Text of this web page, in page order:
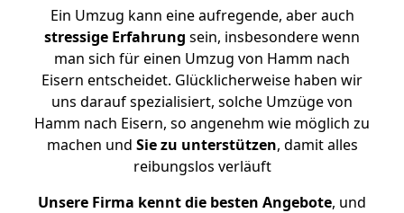
Ein Umzug kann eine aufregende, aber auch
stressige Erfahrung sein, insbesondere wenn
man sich für einen Umzug von Hamm nach
Eisern entscheidet. Glücklicherweise haben wir
uns darauf spezialisiert, solche Umzüge von
Hamm nach Eisern, so angenehm wie möglich zu
machen und Sie zu unterstützen, damit alles
reibungslos verläuft
Unsere Firma kennt die besten Angebote, und